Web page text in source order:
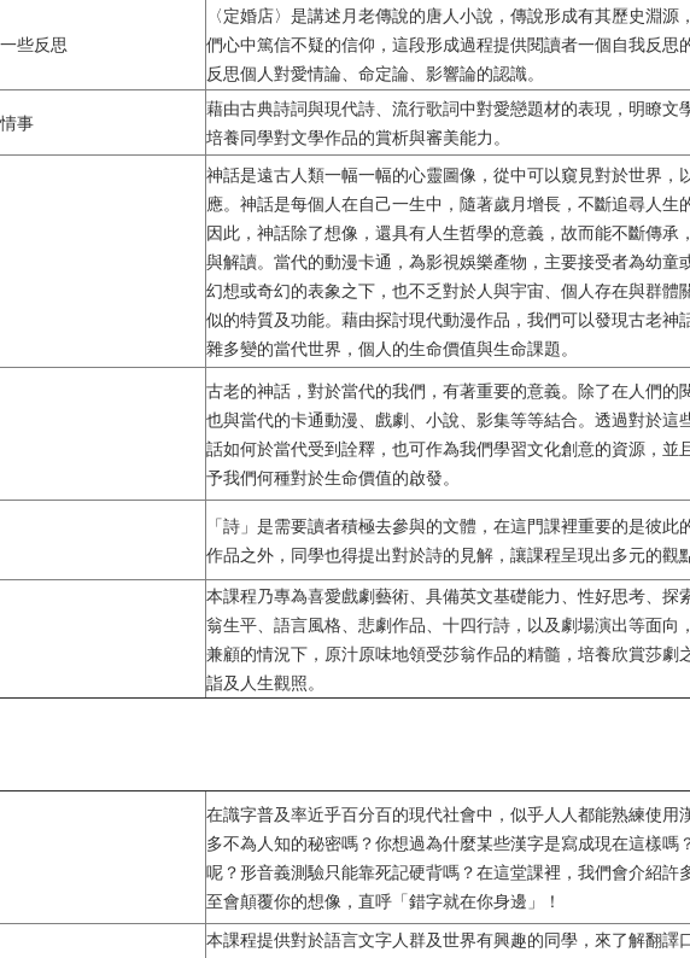
些反思
〈定婚店〉是講述月老傳說的唐人小說，傳說形成有其歷史淵
們心中篤信不疑的信仰，這段形成過程提供閱讀者一個自我反思
反思個人對愛情論、命定論、影響論的認識。
事
藉由古典詩詞與現代詩、流行歌詞中對愛戀題材的表現，明瞭文
培養同學對文學作品的賞析與審美能力。
神話是遠古人類一幅一幅的心靈圖像，從中可以窺見對於世界，
應。神話是每個人在自己一生中，隨著歲月增長，不斷追尋人生
因此，神話除了想像，還具有人生哲學的意義，故而能不斷傳承
與解讀。當代的動漫卡通，為影視娛樂產物，主要接受者為幼童
幻想或奇幻的表象之下，也不乏對於人與宇宙、個人存在與群體
似的特質及功能。藉由探討現代動漫作品，我們可以發現古老神
雜多變的當代世界，個人的生命價值與生命課題。
古老的神話，對於當代的我們，有著重要的意義。除了在人們的
也與當代的卡通動漫、戲劇、小說、影集等等結合。透過對於這
話如何於當代受到詮釋，也可作為我們學習文化創意的資源，並
予我們何種對於生命價值的啟發。
「詩」是需要讀者積極去參與的文體，在這門課裡重要的是彼
作品之外，同學也得提出對於詩的見解，讓課程呈現出多元的觀
本課程乃專為喜愛戲劇藝術、具備英文基礎能力、性好思考、探
翁生平、語言風格、悲劇作品、十四行詩，以及劇場演出等面向
兼顧的情況下，原汁原味地領受莎翁作品的精髓，培養欣賞莎劇
詣及人生觀照。
在識字普及率近乎百分百的現代社會中，似乎人人都能熟練使用
多不為人知的秘密嗎？你想過為什麼某些漢字是寫成現在這樣嗎
呢？形音義測驗只能靠死記硬背嗎？在這堂課裡，我們會介紹許
至會顛覆你的想像，直呼「錯字就在你身邊」！
本課程提供對於語言文字人群及世界有興趣的同學，來了解翻譯